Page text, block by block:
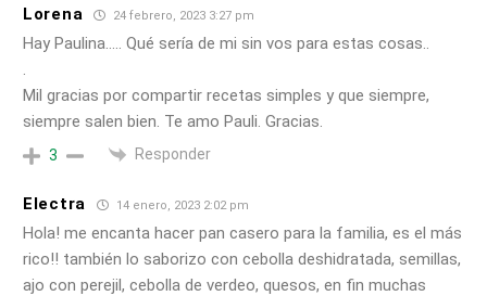
Lorena 24 febrero, 2023 3:27 pm
Hay Paulina….. Qué sería de mi sin vos para estas cosas..
Mil gracias por compartir recetas simples y que siempre,
siempre salen bien. Te amo Pauli. Gracias.
3 Responder
Electra 14 enero, 2023 2:02 pm
Hola! me encanta hacer pan casero para la familia, es el más
rico!! también lo saborizo con cebolla deshidratada, semillas,
ajo con perejil, cebolla de verdeo, quesos, en fin muchas